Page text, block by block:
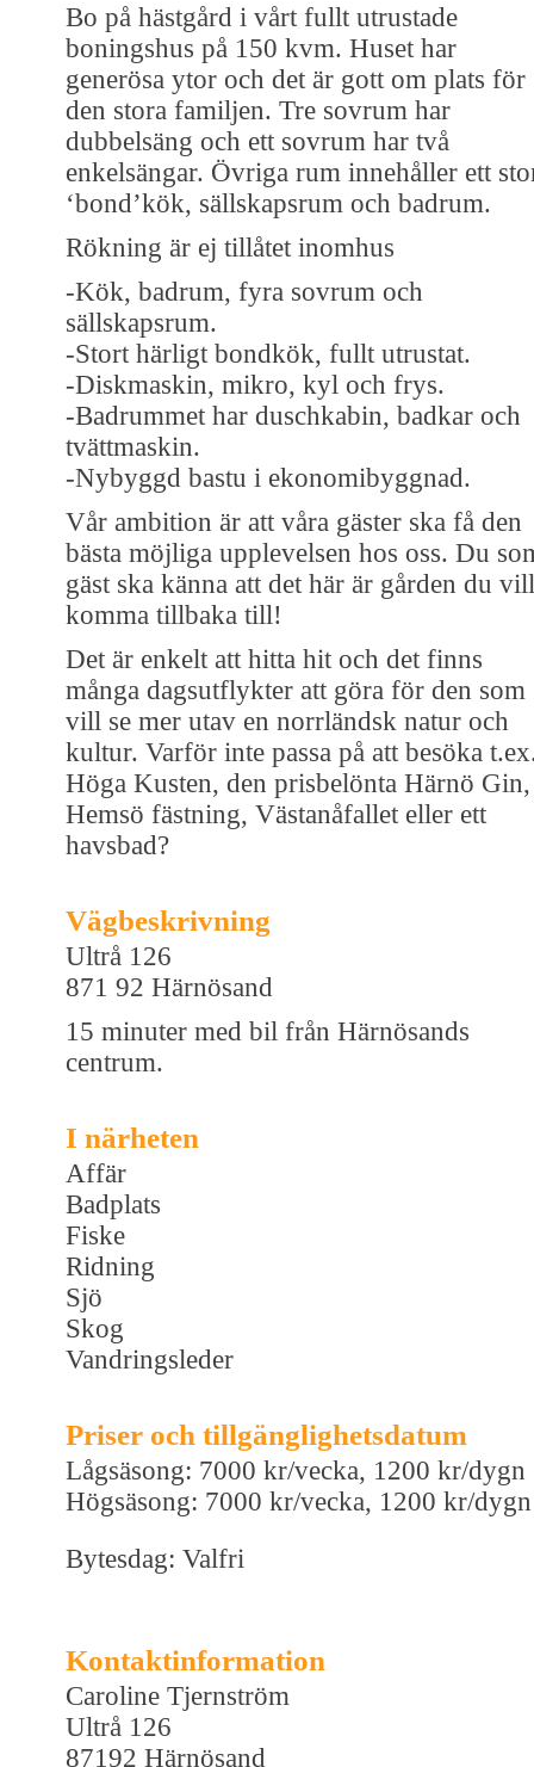
Bo på hästgård i vårt fullt utrustade
boningshus på 150 kvm. Huset har
generösa ytor och det är gott om plats för
den stora familjen. Tre sovrum har
dubbelsäng och ett sovrum har två
enkelsängar. Övriga rum innehåller ett
‘bond’kök, sällskapsrum och badrum.
Rökning är ej tillåtet inomhus
-Kök, badrum, fyra sovrum och
sällskapsrum.
-Stort härligt bondkök, fullt utrustat.
-Diskmaskin, mikro, kyl och frys.
-Badrummet har duschkabin, badkar och
tvättmaskin.
-Nybyggd bastu i ekonomibyggnad.
Vår ambition är att våra gäster ska få den
bästa möjliga upplevelsen hos oss. Du
gäst ska känna att det här är gården du vill
komma tillbaka till!
Det är enkelt att hitta hit och det finns
många dagsutflykter att göra för den som
vill se mer utav en norrländsk natur och
kultur. Varför inte passa på att besöka
Höga Kusten, den prisbelönta Härnö Gin,
Hemsö fästning, Västanåfallet eller ett
havsbad?
Vägbeskrivning
Ultrå 126
871 92 Härnösand
15 minuter med bil från Härnösands
centrum.
I närheten
Affär
Badplats
Fiske
Ridning
Sjö
Skog
Vandringsleder
Priser och tillgänglighetsdatum
Lågsäsong: 7000 kr/vecka, 1200 kr/dygn
Högsäsong: 7000 kr/vecka, 1200 kr/dygn
Bytesdag: Valfri
Kontaktinformation
Caroline Tjernström
Ultrå 126
87192 Härnösand